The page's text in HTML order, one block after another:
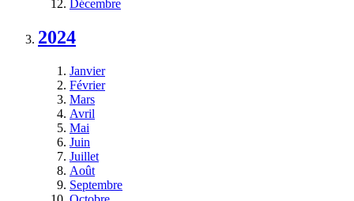
Décembre
2024
Janvier
Février
Mars
Avril
Mai
Juin
Juillet
Août
Septembre